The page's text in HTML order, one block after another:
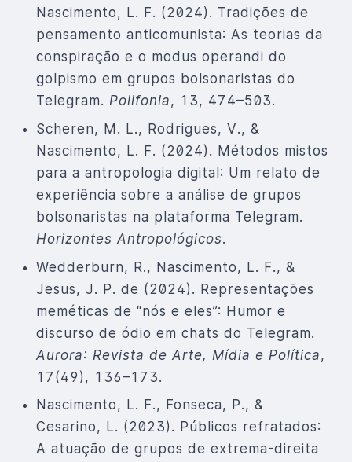
Nascimento, L. F. (2024). Tradições de
pensamento anticomunista: As teorias da
conspiração e o modus operandi do
golpismo em grupos bolsonaristas do
Telegram. Polifonia, 13, 474–503.
Scheren, M. L., Rodrigues, V., &
Nascimento, L. F. (2024). Métodos mistos
para a antropologia digital: Um relato de
experiência sobre a análise de grupos
bolsonaristas na plataforma Telegram.
Horizontes Antropológicos.
Wedderburn, R., Nascimento, L. F., &
Jesus, J. P. de (2024). Representações
meméticas de “nós e eles”: Humor e
discurso de ódio em chats do Telegram.
Aurora: Revista de Arte, Mídia e Política,
17(49), 136–173.
Nascimento, L. F., Fonseca, P., &
Cesarino, L. (2023). Públicos refratados:
A atuação de grupos de extrema-direita